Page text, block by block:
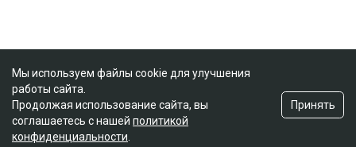
Мы используем файлы cookie для улучшения
работы сайта.
Продолжая использование сайта, вы
соглашаетесь с нашей политикой
конфиденциальности
Принять